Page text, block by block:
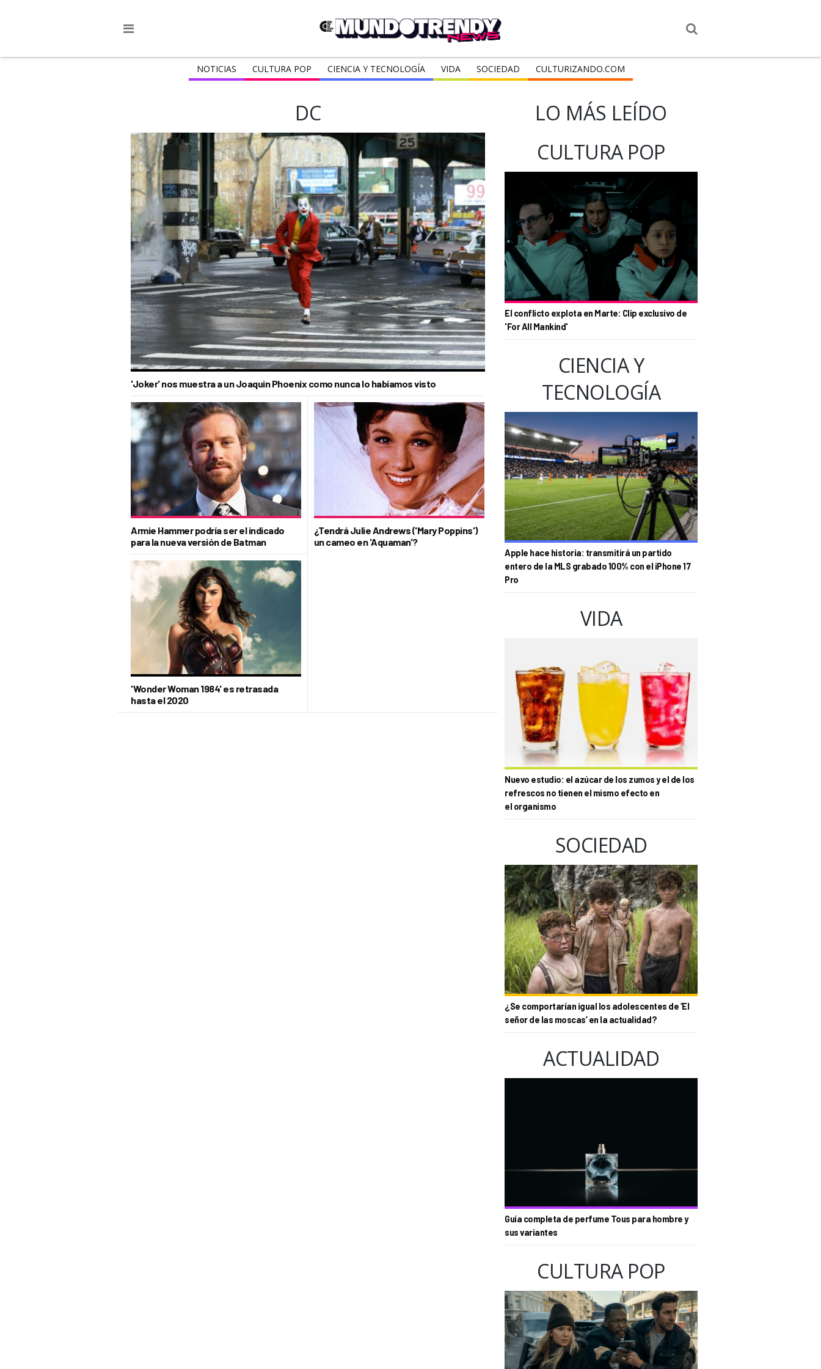
NOTICIAS CULTURA POP CIENCIA Y TECNOLOGÍA VIDA SOCIEDAD CULTURIZANDO.COM
DC
'Joker' nos muestra a un Joaquin Phoenix como nunca lo habíamos visto
Armie Hammer podría ser el indicado
para la nueva versión de Batman
¿Tendrá Julie Andrews ('Mary Poppins')
un cameo en 'Aquaman'?
'Wonder Woman 1984' es retrasada
hasta el 2020
LO MÁS LEÍDO
CULTURA POP
El conflicto explota en Marte: Clip exclusivo de
'For All Mankind'
CIENCIA Y
TECNOLOGÍA
Apple hace historia: transmitirá un partido
entero de la MLS grabado 100% con el iPhone 17
Pro
VIDA
Nuevo estudio: el azúcar de los zumos y el de los
refrescos no tienen el mismo efecto en
el organismo
SOCIEDAD
¿Se comportarían igual los adolescentes de ‘El
señor de las moscas’ en la actualidad?
ACTUALIDAD
Guía completa de perfume Tous para hombre y
sus variantes
CULTURA POP